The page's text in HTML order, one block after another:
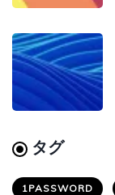
タグ
1PASSWORD